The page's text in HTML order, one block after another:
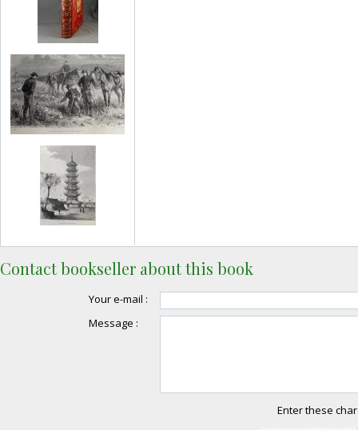
Contact bookseller about this book
Your e-mail :
Message :
Enter these